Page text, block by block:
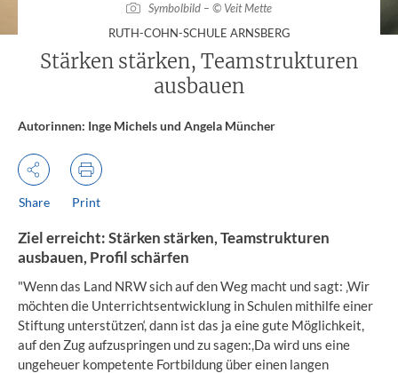
Symbolbild – © Veit Mette
RUTH-COHN-SCHULE ARNSBERG:
Stärken stärken, Teamstrukturen
ausbauen
Autorinnen: Inge Michels und Angela Müncher
Share Print
Ziel erreicht: Stärken stärken, Teamstrukturen
ausbauen, Profil schärfen
"Wenn das Land NRW sich auf den Weg macht und sagt: ‚Wir
möchten die Unterrichtsentwicklung in Schulen mithilfe einer
Stiftung unterstützen‘, dann ist das ja eine gute Möglichkeit,
auf den Zug aufzuspringen und zu sagen:,Da wird uns eine
ungeheuer kompetente Fortbildung über einen langen